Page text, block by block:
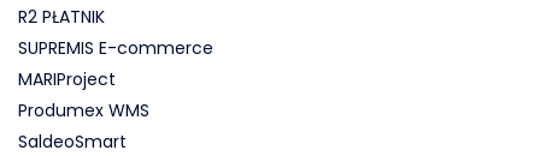
R2 PŁATNIK
SUPREMIS E-commerce
MARIProject
Produmex WMS
SaldeoSmart